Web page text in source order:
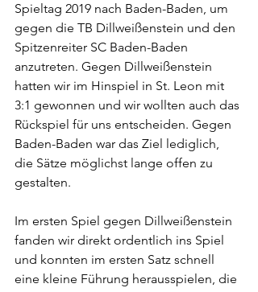
Spieltag 2019 nach Baden-Baden, um
gegen die TB Dillweißenstein und den
Spitzenreiter SC Baden-Baden
anzutreten. Gegen Dillweißenstein
hatten wir im Hinspiel in St. Leon mit
3:1 gewonnen und wir wollten auch das
Rückspiel für uns entscheiden. Gegen
Baden-Baden war das Ziel lediglich,
die Sätze möglichst lange offen zu
gestalten.
Im ersten Spiel gegen Dillweißenstein
fanden wir direkt ordentlich ins Spiel
und konnten im ersten Satz schnell
eine kleine Führung herausspielen, die